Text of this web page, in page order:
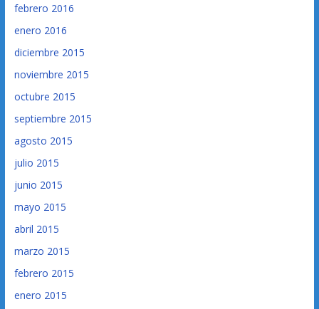
febrero 2016
enero 2016
diciembre 2015
noviembre 2015
octubre 2015
septiembre 2015
agosto 2015
julio 2015
junio 2015
mayo 2015
abril 2015
marzo 2015
febrero 2015
enero 2015